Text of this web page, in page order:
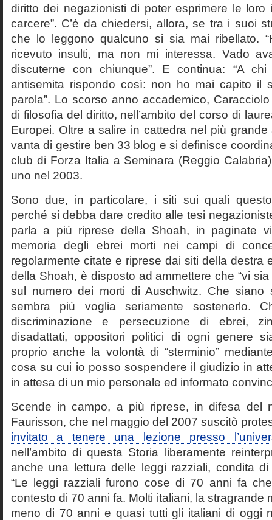
diritto dei negazionisti di poter esprimere le loro
carcere”. C’è da chiedersi, allora, se tra i suoi
che lo leggono qualcuno si sia mai ribellato.
ricevuto insulti, ma non mi interessa. Vado
discuterne con chiunque”. E continua: “A
antisemita rispondo così: non ho mai capito il
parola”. Lo scorso anno accademico,
di filosofia del diritto, nell’ambito del corso di
Europei. Oltre a salire in cattedra nel più grande
vanta di gestire ben 33 blog e si definisce
club di Forza Italia a Seminara (Reggio
uno nel 2003.
Sono due, in particolare, i siti sui quali
perché si debba dare credito alle tesi
parla a più riprese della Shoah, in paginate
memoria degli ebrei morti nei campi di
regolarmente citate e riprese dai siti della destra
della Shoah, è disposto ad ammettere che “vi
sul numero dei morti di Auschwitz. Che siano
sembra più voglia seriamente sostenerlo.
discriminazione e persecuzione di ebrei,
disadattati, oppositori politici di ogni genere
proprio anche la volontà di “sterminio”
cosa su cui io posso sospendere il giudizio in
in attesa di un mio personale ed informato
Scende in campo, a più riprese, in difesa del
Faurisson, che nel maggio del 2007 suscitò
invitato a tenere una lezione presso
nell’ambito di questa Storia liberamente
anche una lettura delle leggi razziali, condita di
“Le leggi razziali furono cose di 70 anni fa
contesto di 70 anni fa. Molti italiani, la stragrande
meno di 70 anni e quasi tutti gli italiani di oggi